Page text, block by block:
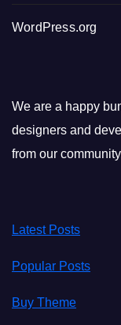
WordPress.org
We are a happy
designers and
from our
Latest Posts
Popular Posts
Buy Theme